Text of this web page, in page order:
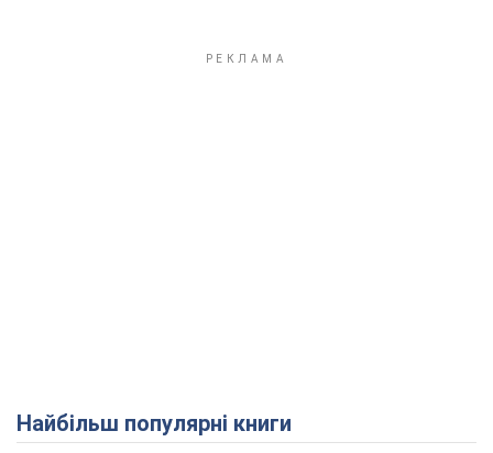
Найбільш популярні книги